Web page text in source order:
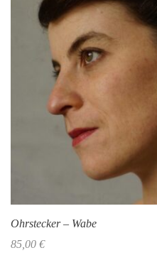
Ohrstecker – Wabe
85,00 €